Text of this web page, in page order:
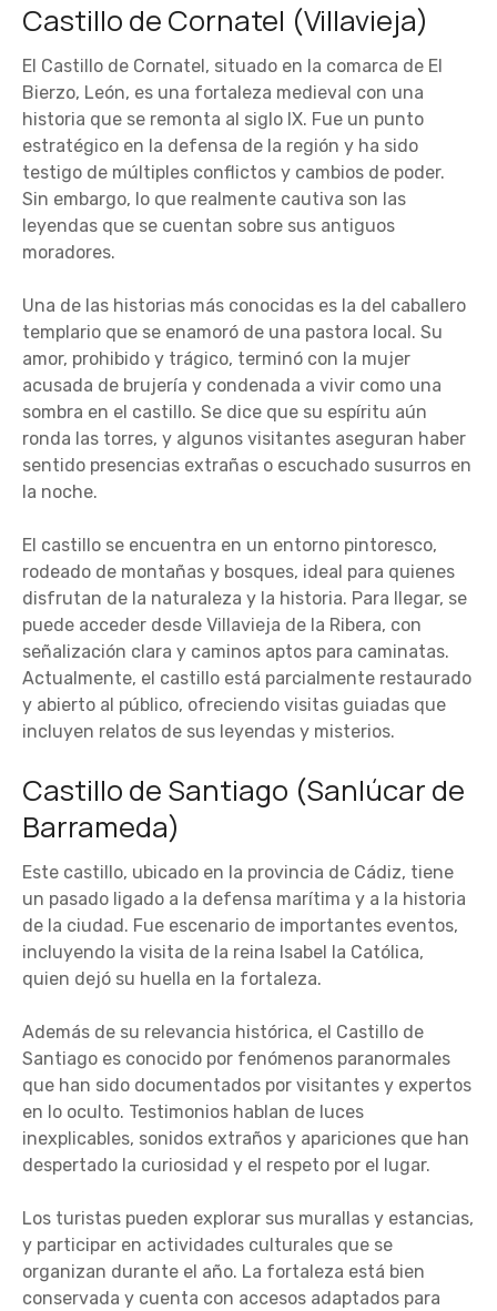
Castillo de Cornatel (Villavieja)
El Castillo de Cornatel, situado en la comarca de El
Bierzo, León, es una fortaleza medieval con una
historia que se remonta al siglo IX. Fue un punto
estratégico en la defensa de la región y ha sido
testigo de múltiples conflictos y cambios de poder.
Sin embargo, lo que realmente cautiva son las
leyendas que se cuentan sobre sus antiguos
moradores.
Una de las historias más conocidas es la del caballero
templario que se enamoró de una pastora local. Su
amor, prohibido y trágico, terminó con la mujer
acusada de brujería y condenada a vivir como una
sombra en el castillo. Se dice que su espíritu aún
ronda las torres, y algunos visitantes aseguran haber
sentido presencias extrañas o escuchado susurros en
la noche.
El castillo se encuentra en un entorno pintoresco,
rodeado de montañas y bosques, ideal para quienes
disfrutan de la naturaleza y la historia. Para llegar, se
puede acceder desde Villavieja de la Ribera, con
señalización clara y caminos aptos para caminatas.
Actualmente, el castillo está parcialmente restaurado
y abierto al público, ofreciendo visitas guiadas que
incluyen relatos de sus leyendas y misterios.
Castillo de Santiago (Sanlúcar de
Barrameda)
Este castillo, ubicado en la provincia de Cádiz, tiene
un pasado ligado a la defensa marítima y a la historia
de la ciudad. Fue escenario de importantes eventos,
incluyendo la visita de la reina Isabel la Católica,
quien dejó su huella en la fortaleza.
Además de su relevancia histórica, el Castillo de
Santiago es conocido por fenómenos paranormales
que han sido documentados por visitantes y expertos
en lo oculto. Testimonios hablan de luces
inexplicables, sonidos extraños y apariciones que han
despertado la curiosidad y el respeto por el lugar.
Los turistas pueden explorar sus murallas y estancias,
y participar en actividades culturales que se
organizan durante el año. La fortaleza está bien
conservada y cuenta con accesos adaptados para